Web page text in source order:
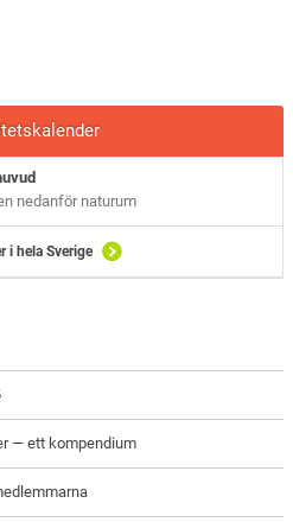
nedanför naturum
i hela Sverige
— ett kompendium